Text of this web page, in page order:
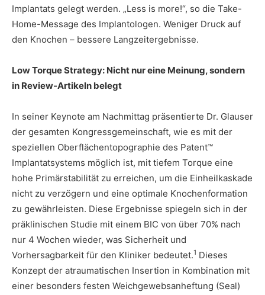
Implantats gelegt werden. „Less is more!“, so die Take-
Home-Message des Implantologen. Weniger Druck auf
den Knochen – bessere Langzeitergebnisse.
Low Torque Strategy: Nicht nur eine Meinung, sondern
in Review-Artikeln belegt
In seiner Keynote am Nachmittag präsentierte Dr. Glauser
der gesamten Kongressgemeinschaft, wie es mit der
speziellen Oberflächentopographie des Patent™
Implantatsystems möglich ist, mit tiefem Torque eine
hohe Primärstabilität zu erreichen, um die Einheilkaskade
nicht zu verzögern und eine optimale Knochenformation
zu gewährleisten. Diese Ergebnisse spiegeln sich in der
präklinischen Studie mit einem BIC von über 70% nach
nur 4 Wochen wieder, was Sicherheit und
Vorhersagbarkeit für den Kliniker bedeutet.1 Dieses
Konzept der atraumatischen Insertion in Kombination mit
einer besonders festen Weichgewebsanheftung (Seal)